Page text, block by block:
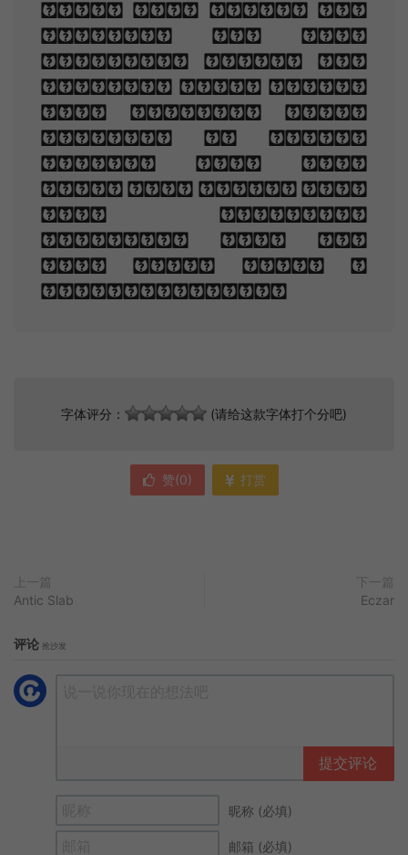
you, And loved the
sorrows of your
changing face. And
bending down beside
the glowing bars,
Murmur, a little
sadly, how Love
fled And paced upon
the mountains
overhead And hid
his face amid a
crowd of stars.
字体评分： (请给这款字体打个分吧)
赞(0) 打赏
上一篇
Antic Slab
下一篇
Eczar
评论 抢沙发
提交评论
昵称 (必填)
邮箱 (必填)